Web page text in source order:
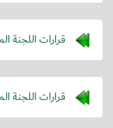
قرارات اللجنة
قرارات اللجنة